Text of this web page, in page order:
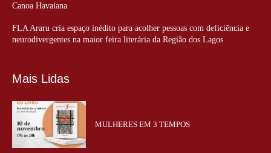
Canoa Havaiana
FLA Araru cria espaço inédito para acolher pessoas com deficiência e
neurodivergentes na maior feira literária da Região dos Lagos
Mais Lidas
MULHERES EM 3 TEMPOS